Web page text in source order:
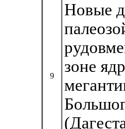
9
Новые
зоне